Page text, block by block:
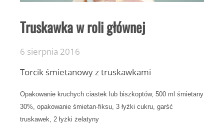
Truskawka w roli głównej
6 sierpnia 2016
Torcik śmietanowy z truskawkami
Opakowanie kruchych ciastek lub biszkoptów, 500 ml śmietany
30%, opakowanie śmietan-fiksu, 3 łyżki cukru, garść
truskawek, 2 łyżki żelatyny